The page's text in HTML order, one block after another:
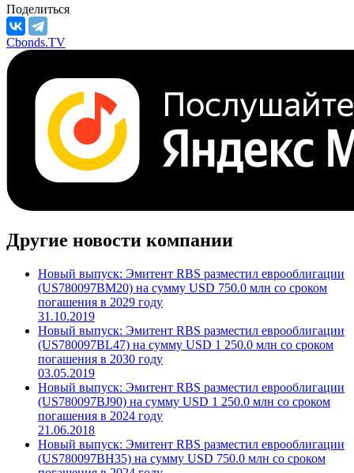
Банки
М/S&P/F
***/
Поделиться
Cbonds.TV
Другие новости компании
Новый выпуск: Эмитент RBS разместил еврооблигации
(US780097BM20) на сумму USD 750.0 млн со сроком
погашения в 2029 году
31.10.2019
Новый выпуск: Эмитент RBS разместил еврооблигации
(US780097BL47) на сумму USD 1 250.0 млн со сроком
погашения в 2030 году
03.05.2019
Новый выпуск: Эмитент RBS разместил еврооблигации
(US780097BJ90) на сумму USD 1 250.0 млн со сроком
погашения в 2024 году